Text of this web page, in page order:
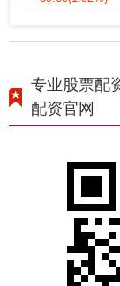
专业股票配
配资官网